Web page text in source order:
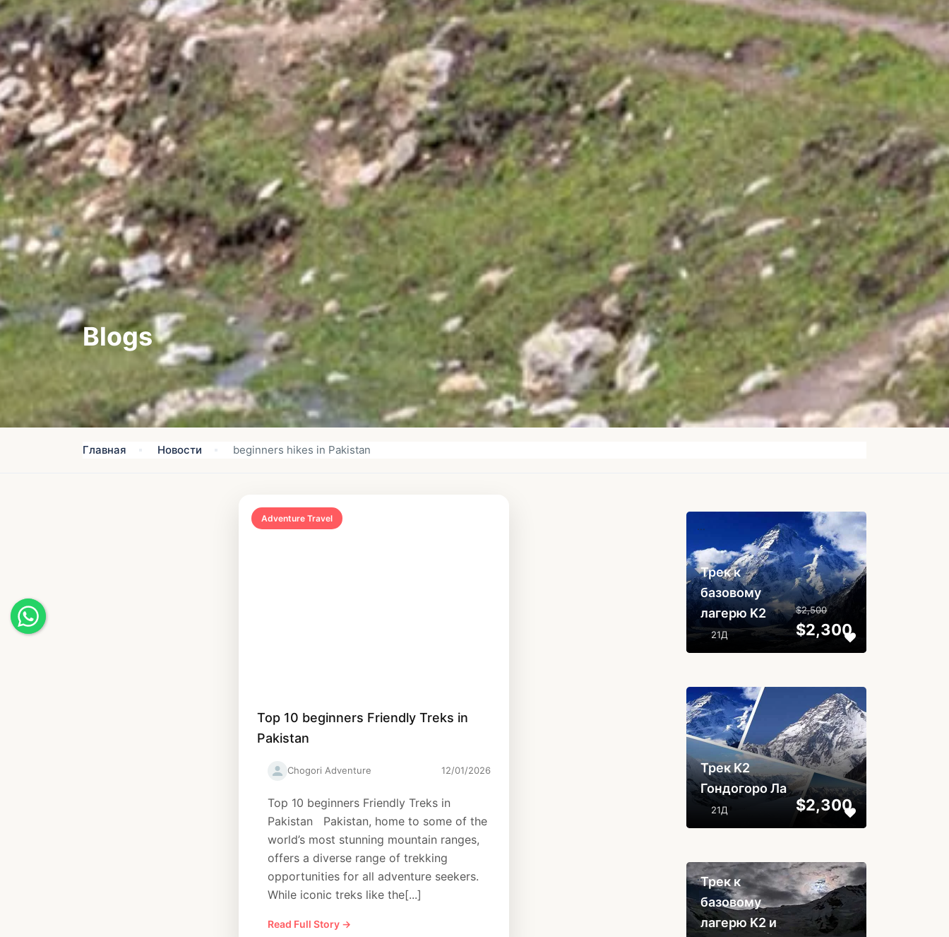
Blogs
Главная Новости beginners hikes in Pakistan
Adventure Travel
Top 10 beginners Friendly Treks in
Pakistan
Chogori Adventure 12/01/2026
Top 10 beginners Friendly Treks in
Pakistan Pakistan, home to some of the
world’s most stunning mountain ranges,
offers a diverse range of trekking
opportunities for all adventure seekers.
While iconic treks like the[...]
Read Full Story →
Трек к
базовому
лагерю K2
21Д
$2,500
$2,300
...
Трек K2
Гондогоро Ла
21Д $2,300
...
Трек к
базовому
лагерю K2 и
...